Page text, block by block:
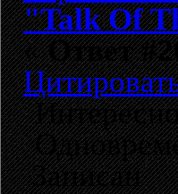
"Talk Of
«Ответ
Записан